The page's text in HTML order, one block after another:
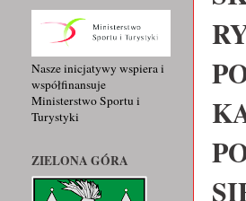
Nasze inicjatywy wspiera i
współfinansuje
Ministerstwo Sportu i
Turystyki
ZIELONA GÓRA